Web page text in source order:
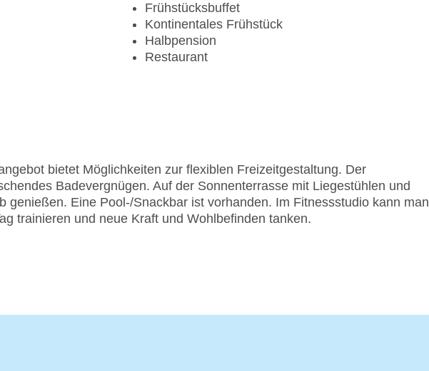
Frühstücksbuffet
Kontinentales Frühstück
Halbpension
Restaurant
bietet Möglichkeiten zur flexiblen Freizeitgestaltung. Der
Badevergnügen. Auf der Sonnenterrasse mit Liegestühlen und
genießen. Eine Pool-/Snackbar ist vorhanden. Im Fitnessstudio kann man
trainieren und neue Kraft und Wohlbefinden tanken.